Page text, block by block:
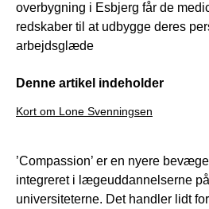
overbygning i Esbjerg får de
redskaber til at udbygge deres
arbejdsglæde
Denne artikel indeholder
Kort om Lone Svenningsen
’Compassion’ er en nyere
integreret i lægeuddannelserne
universiteterne. Det handler lidt